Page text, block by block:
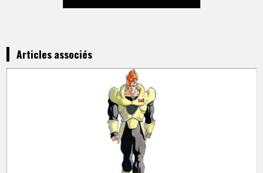
Articles associés